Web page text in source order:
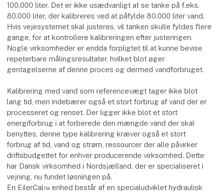
100.000 liter. Det er ikke usædvanligt at se tanke på f.eks.
80.000 liter, der kalibreres ved at påfylde 80.000 liter vand.
Hvis vejesystemet skal justeres, vil tanken skulle fyldes flere
gange, for at kontrollere kalibreringen efter justeringen.
Nogle virksomheder er endda forpligtet til at kunne bevise
repeterbare målingsresultater, hvilket blot øger
gentagelserne af denne proces og dermed vandforbruget.
Kalibrering med vand som referencevægt tager ikke blot
lang tid, men indebærer også et stort forbrug af vand der er
processeret og renset. Der ligger ikke blot et stort
energiforbrug i at forberede den mængde vand der skal
benyttes, denne type kalibrering kræver også et stort
forbrug af tid, vand og strøm, ressourcer der alle påvirker
driftsbudgettet for enhver producerende virksomhed. Dette
har Dansk virksomhed i Nordsjælland, der er specialiseret i
vejning, nu fundet løsningen på.
En EilerCal™ enhed består af en specialudviklet hydraulisk